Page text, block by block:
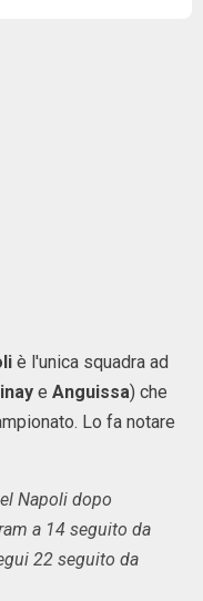
è l'unica squadra ad
e Anguissa) che
Lo fa notare
Napoli dopo
a 14 seguito da
22 seguito da